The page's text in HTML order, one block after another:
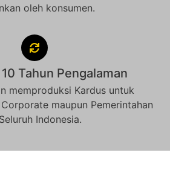
oleh konsumen.
Tahun Pengalaman
memproduksi Kardus untuk
maupun Pemerintahan
Indonesia.